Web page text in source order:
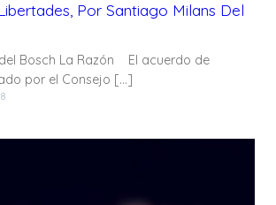
Por Santiago Milans Del
Bosch La Razón El acuerdo de
por el Consejo […]